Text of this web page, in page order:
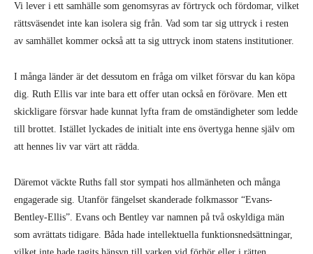
Vi lever i ett samhälle som genomsyras av förtryck och fördomar, vilket
rättsväsendet inte kan isolera sig från. Vad som tar sig uttryck i resten
av samhället kommer också att ta sig uttryck inom statens institutioner.
I många länder är det dessutom en fråga om vilket försvar du kan köpa
dig. Ruth Ellis var inte bara ett offer utan också en förövare. Men ett
skickligare försvar hade kunnat lyfta fram de omständigheter som ledde
till brottet. Istället lyckades de initialt inte ens övertyga henne själv om
att hennes liv var värt att rädda.
Däremot väckte Ruths fall stor sympati hos allmänheten och många
engagerade sig. Utanför fängelset skanderade folkmassor “Evans-
Bentley-Ellis”. Evans och Bentley var namnen på två oskyldiga män
som avrättats tidigare. Båda hade intellektuella funktionsnedsättningar,